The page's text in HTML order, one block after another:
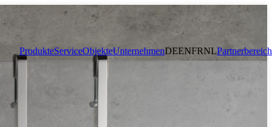
ProdukteServiceObjekteUnternehmenDEENFRNLPartnerbereich